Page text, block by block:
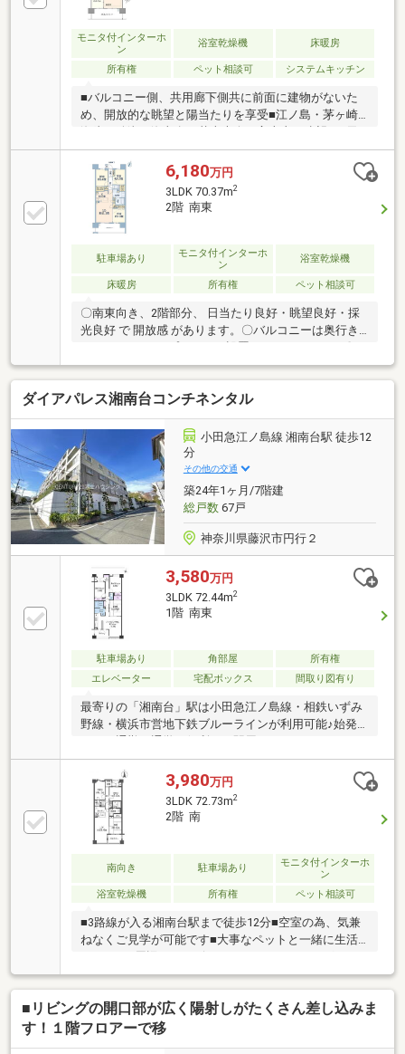
モニタ付インターホ
ン
浴室乾燥機 床暖房
所有権 ペット相談可 システムキッチン
■バルコニー側、共用廊下側共に前面に建物がないた
め、開放的な眺望と陽当たりを享受■江ノ島・茅ヶ崎
候による、2026年時点の情報です）■東急不動産・相
鉄不動産・日鉄興和不動産旧分譲 3社の英知を結集
させた2022年築・南東向き中心の大規模レジデンス■
新築時オプション設備等 玄関：エコカラット（ラフ
クォーツ） 洗面室：左右壁面 鏡面パネル リビン
グ・洋室：アクセントクロス 入居時別注、コーティ
ング箇所あり※弊社HP〈ノムコム〉に詳細の情報を掲
6,180万円
3LDK 70.37m2
2階 南東
駐車場あり
モニタ付インターホ
ン
浴室乾燥機
床暖房 所有権 ペット相談可
〇南東向き、2階部分、 日当たり良好・眺望良好・採
光良好 で 開放感 があります。〇バルコニーは奥行き
ット飼育可 （規約による制限あり）〇共用部分にはパ
ーティールーム、キッズルーム、ブックラウンジ、フ
ァミリーラウンジ、ワークスペース等が設置されてお
ります！〇キッチンにはディスポーザー、浄水器 一体
型水栓、 食器洗浄乾燥機あり〇浴室にTES式浴室換気
乾燥機 設置〇キッチン乾燥機は油汚れも簡単に拭き取
れる高品位ホーロー製です。〇浴室には断熱材で包み
込んだ浴槽を採用し、快適温度をキープします。〇24
時間常時換気システム採用
ダイアパレス湘南台コンチネンタル
小田急江ノ島線 湘南台駅 徒歩12
分
その他の交通
築24年1ヶ月/7階建
総戸数67戸
神奈川県藤沢市円行２
3,580万円
3LDK 72.44m2
1階 南東
駐車場あり 角部屋
所有権
エレベーター
宅配ボックス 間取り図有り
最寄りの「湘南台」駅は小田急江ノ島線・相鉄いずみ
野線・横浜市営地下鉄ブルーラインが利用可能♪始発
ラッグストア・飲食店があり、お買い物に困りません
駅までの川沿いの道が、四季折々の季節を感じられ自
然豊かな住環境☆コンビニは徒歩5分圏内♪▼物件の
POINT▼・ディスポーザー有・浴室乾燥機有・温水洗
浄便座有・宅配ボックス有・フロントサービス有・住
戸毎にカースペース有・ペット飼育可（細則有）▽リ
フォーム履歴（2020年）▽浴室、洗面台、トイレ、ガ
3,980万円
3LDK 72.73m2
2階 南
南向き 駐車場あり
モニタ付インターホ
ン
浴室乾燥機
所有権 ペット相談可
■3路線が入る湘南台駅まで徒歩12分■空室の為、気兼
ねなくご見学が可能です■大事なペットと一緒に生活
アなどあり生活環境良好です■専用のお庭付きのお部
屋です
■リビングの開口部が広く陽射しがたくさん差し込みま
す！１階フロアーで移